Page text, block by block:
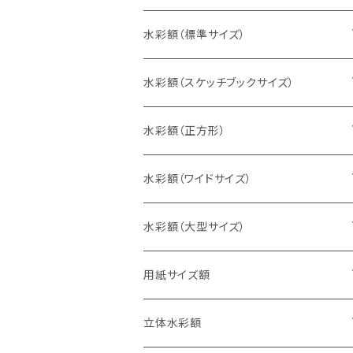
水彩額（標準サイズ）
インチ判（203×254ミリ）
八切判（242×303ミリ）
太子判（288×379ミリ）
四切判（348×424ミリ）
大衣判（394×509ミリ）
半切判（424×545ミリ）
水彩額（スケッチブックサイズ）
スケッチ4Ｆ（352×443ミリ）
スケッチ6Ｆ（458×550ミリ）
スケッチ8Ｆ（520×595ミリ）
スケッチ10Ｆ（595×670ミリ）
水彩額（正方形）
10cm正方形（100×100ミリ）
15cm正方形（150×150ミリ）
20cm正方形（200×200ミリ）
25cm正方形（250×250ミリ）
水彩額（ワイドサイズ）
15×30cm
20×40cm
25×50cm
水彩額（大型サイズ）
大判（660×850ミリ）
MO判（693×893ミリ）
用紙サイズ額
B5判（182×257ミリ）
立体水彩額